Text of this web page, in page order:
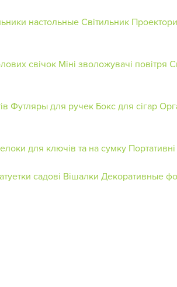
настольныеСвітильник
свічок Міні зволожувачі повітря
Футляры для ручек Бокс для сігар
для ключів та на сумку
садові Вішалки Декоративные